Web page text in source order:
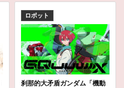
ロボット
刹那的大矛盾ガンダム「機動